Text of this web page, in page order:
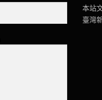
本站
臺灣